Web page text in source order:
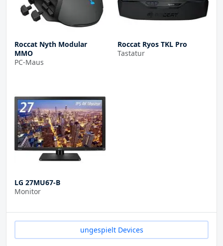
Roccat Nyth Modular
MMO
PC-Maus
Roccat Ryos TKL Pro
Tastatur
LG 27MU67-B
Monitor
ungespielt Devices